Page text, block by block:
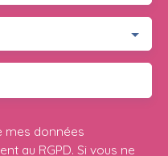
mes données
au RGPD. Si vous ne